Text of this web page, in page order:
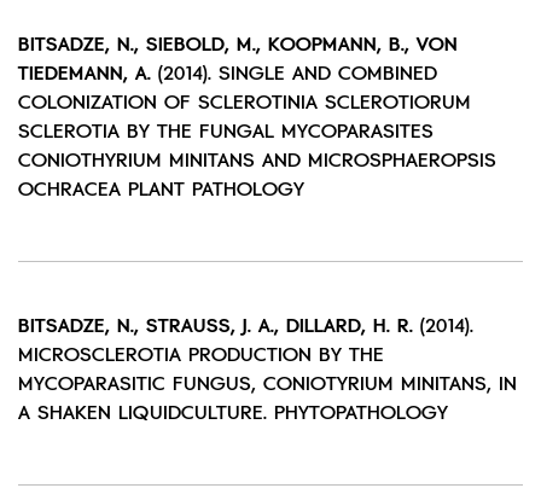
BITSADZE, N., SIEBOLD, M., KOOPMANN, B., VON
TIEDEMANN, A. (2014). SINGLE AND COMBINED
COLONIZATION OF SCLEROTINIA SCLEROTIORUM
SCLEROTIA BY THE FUNGAL MYCOPARASITES
CONIOTHYRIUM MINITANS AND MICROSPHAEROPSIS
OCHRACEA PLANT PATHOLOGY
BITSADZE, N., STRAUSS, J. A., DILLARD, H. R. (2014).
MICROSCLEROTIA PRODUCTION BY THE
MYCOPARASITIC FUNGUS, CONIOTYRIUM MINITANS, IN
A SHAKEN LIQUIDCULTURE. PHYTOPATHOLOGY